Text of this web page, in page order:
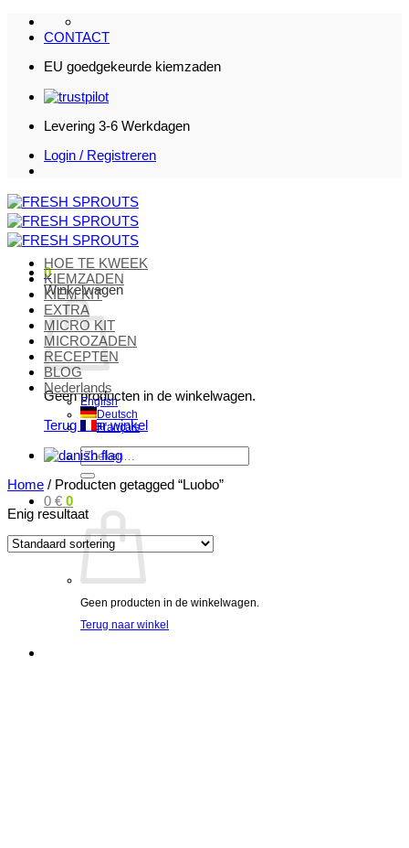
naar
CONTACT
EU goedgekeurde kiemzaden
Levering 3-6 Werkdagen
Login / Registreren
0
Winkelwagen
Geen producten in de winkelwagen.
Terug naar winkel
Zoeken
naar:
0 € 0
Geen producten in de winkelwagen.
Terug naar winkel
HOE TE KWEEK
KIEMZADEN
KIEM KIT
EXTRA
MICRO KIT
MICROZADEN
RECEPTEN
BLOG
Nederlands
English
Deutsch
Français
Home / Producten getagged “Luobo”
Enig resultaat